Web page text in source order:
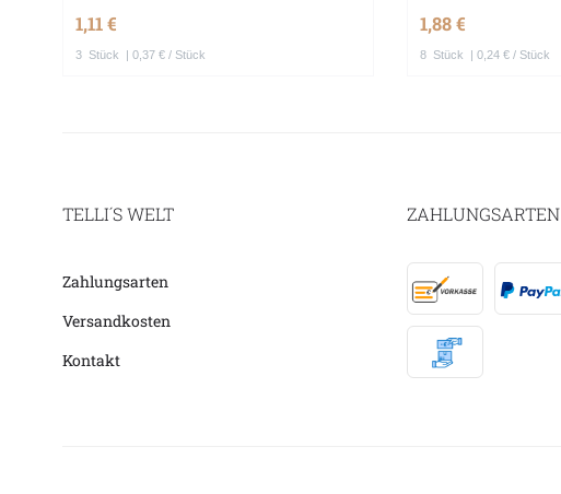
1,11 €
3 Stück | 0,37 € / Stück
1,88 €
8 Stück | 0,24 € / Stück
TELLI´S WELT
Zahlungsarten
Versandkosten
Kontakt
ZAHLUNGSARTEN